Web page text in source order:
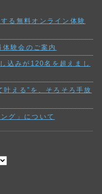
る無料オンライン体験
験会のご案内
込みが120名を超えまし
叶える”を、そろそろ手放
グ」について